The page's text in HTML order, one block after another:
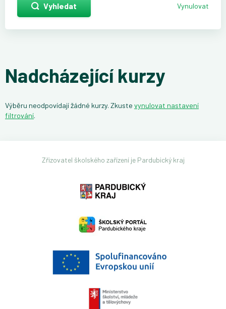
Vyhledat Vynulovat
Nadcházející kurzy
Výběru neodpovídají žádné kurzy. Zkuste vynulovat nastavení
filtrování.
Zřizovatel školského zařízení je Pardubický kraj